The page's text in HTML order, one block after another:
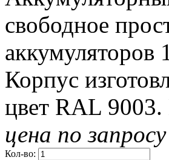
свободное
Корпус
цвет RAL
цена по запросу
Кол-во: